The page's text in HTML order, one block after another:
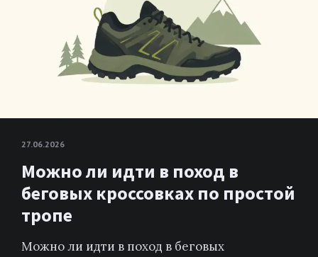
27.06.2026
Можно ли идти в поход в
беговых кроссовках по простой
тропе
Можно ли идти в поход в беговых